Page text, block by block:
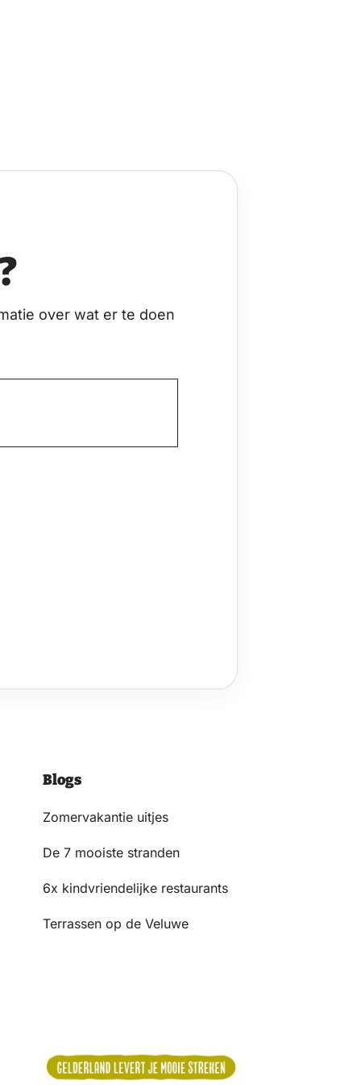
over wat er te doen
Blogs
Zomervakantie uitjes
De 7 mooiste stranden
6x kindvriendelijke restaurants
Terrassen op de Veluwe